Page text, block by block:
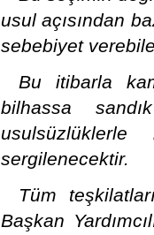
usul açısından
sebebiyet
Bu itibarla
bilhassa
sergilenecektir.
Tüm
Başkan